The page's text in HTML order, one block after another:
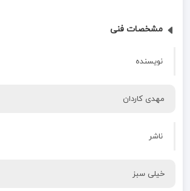
مشخصات فنی
نویسنده
مهدی کاردان
ناشر
خیلی سبز